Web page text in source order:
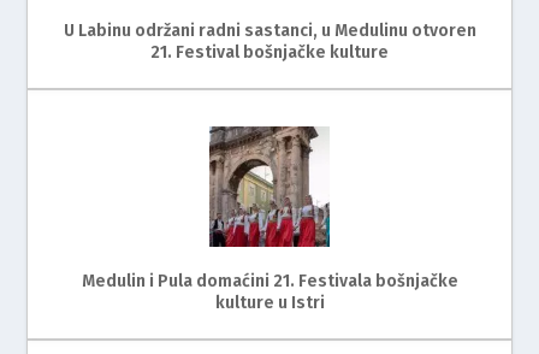
U Labinu održani radni sastanci, u Medulinu otvoren
21. Festival bošnjačke kulture
Medulin i Pula domaćini 21. Festivala bošnjačke
kulture u Istri